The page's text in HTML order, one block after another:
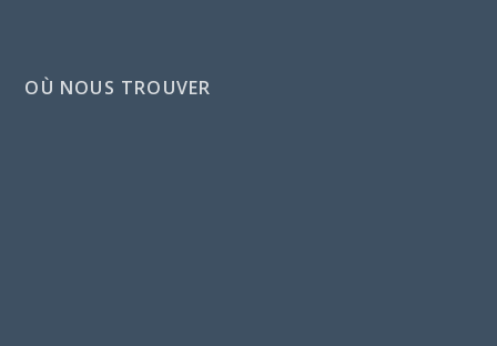
OÙ NOUS TROUVER